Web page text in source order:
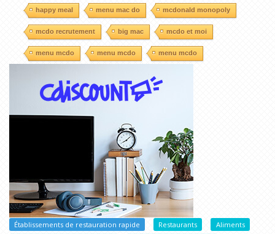
happy meal menu mac do mcdonald monopoly
mcdo recrutement big mac mcdo et moi
menu mcdo menu mcdo menu mcdo
Établissements de restauration rapide Restaurants
Aliments